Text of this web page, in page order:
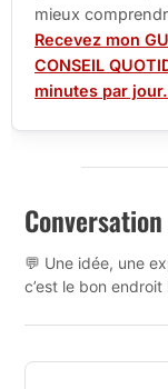
mieux
Recevez mon
CONSEIL
minutes par jour.
Conversation
💬 Une idée, une
c’est le bon endroit